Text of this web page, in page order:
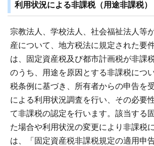
利用状況による非課税（用途非課税）
宗教法人、学校法人、社会福祉法人等
産について、地方税法に規定された要
は、固定資産税及び都市計画税が非課
のうち、用途を原因とする非課税につ
税条例に基づき、所有者からの申告を
による利用状況調査を行い、その必要
て非課税の認定を行います。該当する
た場合や利用状況の変更により非課税
は、「固定資産税非課税規定の適用申